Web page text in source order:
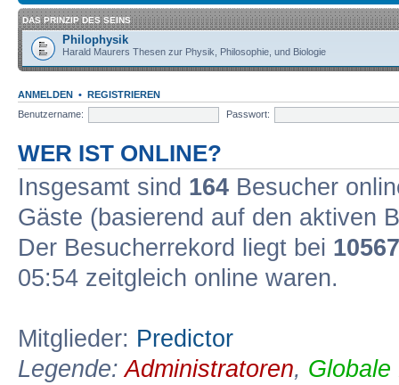
DAS PRINZIP DES SEINS
Philophysik
Harald Maurers Thesen zur Physik, Philosophie, und Biologie
ANMELDEN • REGISTRIEREN
Benutzername:
Passwort:
WER IST ONLINE?
Insgesamt sind 164 Besucher
Gäste (basierend auf den aktiven
Der Besucherrekord liegt bei 10567
05:54 zeitgleich online waren.
Mitglieder: Predictor
Legende:Administratoren, Globale